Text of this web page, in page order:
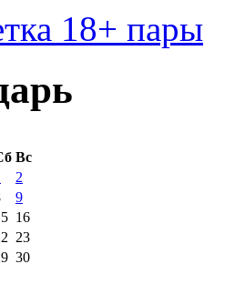
18+ пары
Вс
2
9
16
23
30